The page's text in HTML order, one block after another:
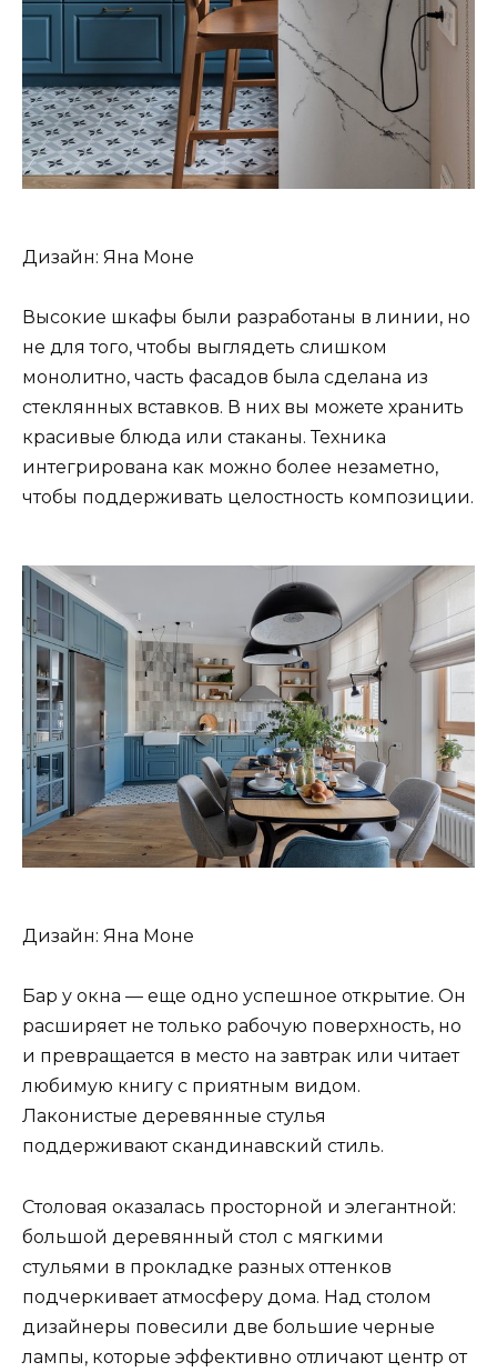
Дизайн: Яна Моне
Высокие шкафы были разработаны в линии, но
не для того, чтобы выглядеть слишком
монолитно, часть фасадов была сделана из
стеклянных вставков. В них вы можете хранить
красивые блюда или стаканы. Техника
интегрирована как можно более незаметно,
чтобы поддерживать целостность композиции.
Дизайн: Яна Моне
Бар у окна — еще одно успешное открытие. Он
расширяет не только рабочую поверхность, но
и превращается в место на завтрак или читает
любимую книгу с приятным видом.
Лаконистые деревянные стулья
поддерживают скандинавский стиль.
Столовая оказалась просторной и элегантной:
большой деревянный стол с мягкими
стульями в прокладке разных оттенков
подчеркивает атмосферу дома. Над столом
дизайнеры повесили две большие черные
лампы, которые эффективно отличают центр от